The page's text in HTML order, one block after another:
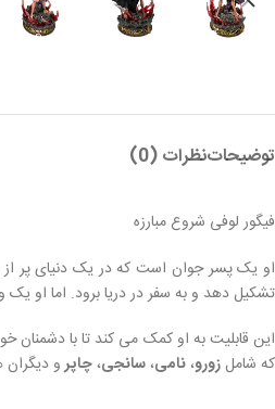
توضیحاتنظرات (0)
فیگور لوفی شروع مبارزه
او یک پسر جوان است که در یک دنیای پر از
تشکیل دهد و به سفر در دریا برود. اما او
این قابلیت به او کمک می کند تا با دشمنان
که شامل زورو، نامی، سانجی، چاپرو دیگران